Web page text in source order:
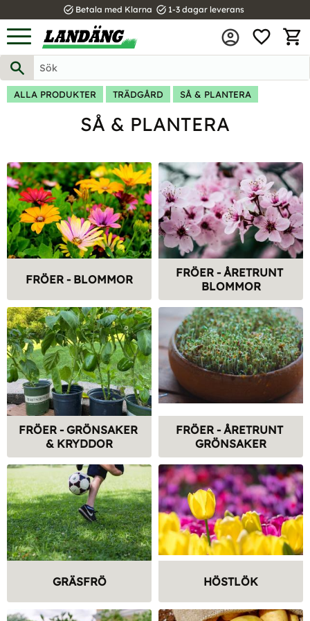
Meny
task_alt Betala med Klarna task_alt 1-3 dagar leverans
ALLA PRODUKTER TRÄDGÅRD SÅ & PLANTERA
SÅ & PLANTERA
FRÖER - BLOMMOR
FRÖER - ÅRETRUNT
BLOMMOR
FRÖER - GRÖNSAKER
& KRYDDOR
FRÖER - ÅRETRUNT
GRÖNSAKER
GRÄSFRÖ HÖSTLÖK